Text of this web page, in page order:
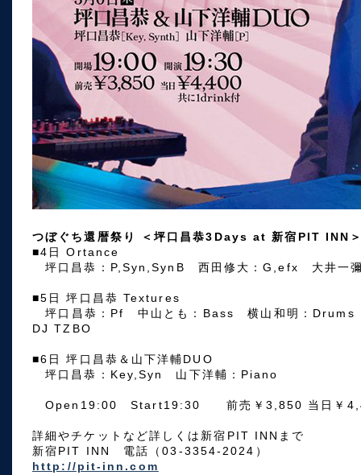
つぼぐち還暦祭り ＜坪口昌恭3Days at 新宿PIT INN
■4日 Ortance
坪口昌恭：P,Syn,SynB 西田修大：G,efx 大井一
■5日 坪口昌恭 Textures
坪口昌恭：Pf 中山とも：Bass 横山和明：
DJ TZBO
■6日 坪口昌恭＆山下洋輔DUO
坪口昌恭：Key,Syn 山下洋輔：Piano
Open19:00 Start19:30 前売￥3,850 当日￥
詳細やチケットなど詳しくは新宿PIT INNまで
新宿PIT INN 電話（03-3354-2024）
http://pit-inn.com